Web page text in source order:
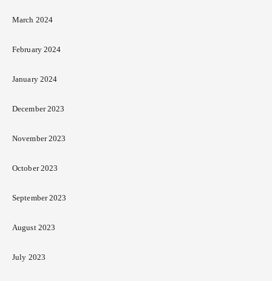
March 2024
February 2024
January 2024
December 2023
November 2023
October 2023
September 2023
August 2023
July 2023